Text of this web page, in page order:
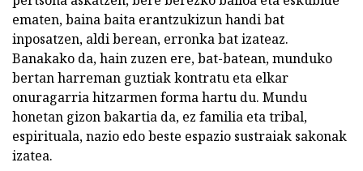
ematen, baina baita erantzukizun handi bat
inposatzen, aldi berean, erronka bat izateaz.
Banakako da, hain zuzen ere, bat-batean, munduko
bertan harreman guztiak kontratu eta elkar
onuragarria hitzarmen forma hartu du. Mundu
honetan gizon bakartia da, ez familia eta tribal,
espirituala, nazio edo beste espazio sustraiak sakonak
izatea.